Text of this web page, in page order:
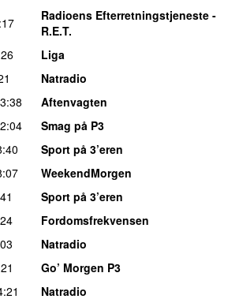
Radioens Efterretningstjeneste -
R.E.T.
Liga
Natradio
Aftenvagten
Smag på P3
Sport på 3’eren
WeekendMorgen
Sport på 3’eren
Fordomsfrekvensen
Natradio
Go’ Morgen P3
Natradio